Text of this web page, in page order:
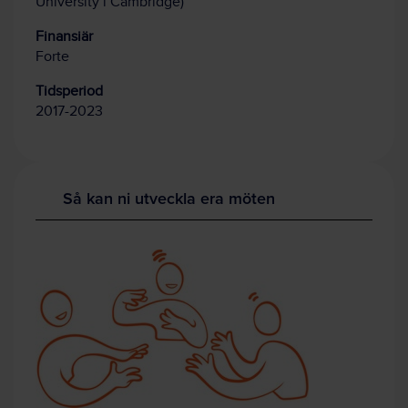
Finansiär
Forte
Tidsperiod
2017-2023
Så kan ni utveckla era möten